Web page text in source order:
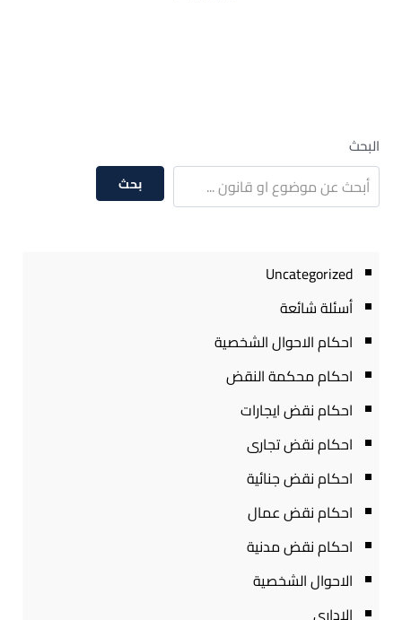
البحث
بحث
Uncategorized
أسئلة شائعة
احكام الاحوال الشخصية
احكام محكمة النقض
احكام نقض ايجارات
احكام نقض تجارى
احكام نقض جنائية
احكام نقض عمال
احكام نقض مدنية
الاحوال الشخصية
الادارى